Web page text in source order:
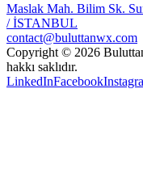
Maslak Mah. Bilim Sk.
/ İSTANBUL
contact@buluttanwx.com
Copyright © 2026
hakkı saklıdır.
LinkedInFacebook